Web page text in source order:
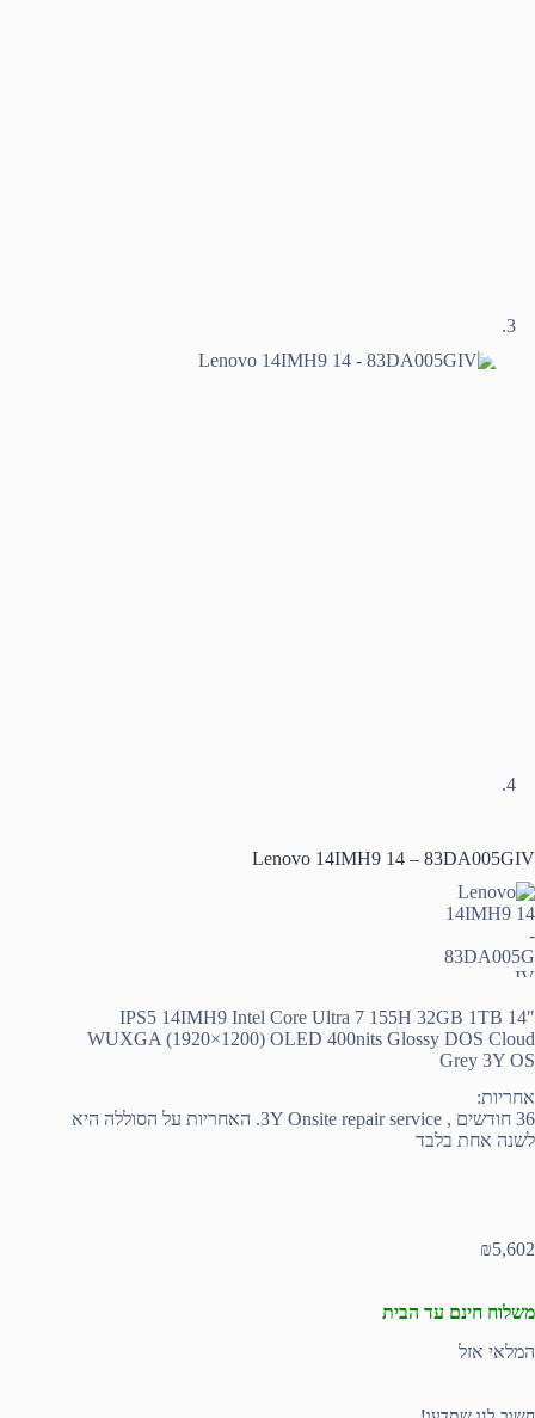
Lenovo 14IMH9 14 – 83DA005GIV
IPS5 14IMH9 Intel Core Ultra 7 155H 32GB 1TB 14″
WUXGA (1920×1200) OLED 400nits Glossy DOS Cloud
Grey 3Y OS
אחריות:
36 חודשים , 3Y Onsite repair service. האחריות על הסוללה היא
לשנה אחת בלבד
₪5,602
משלוח חינם עד הבית
המלאי אזל